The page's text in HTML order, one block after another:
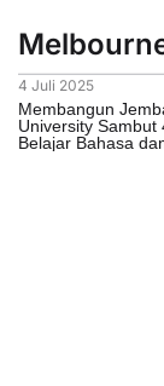
4 Juli 2025
Membangun
University Sambut
Belajar Bahasa